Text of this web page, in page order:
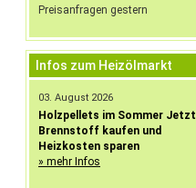
Preisanfragen gestern
Infos zum Heizölmarkt
03. August 2026
Holzpellets im Sommer Jetzt
Brennstoff kaufen und
Heizkosten sparen
» mehr Infos